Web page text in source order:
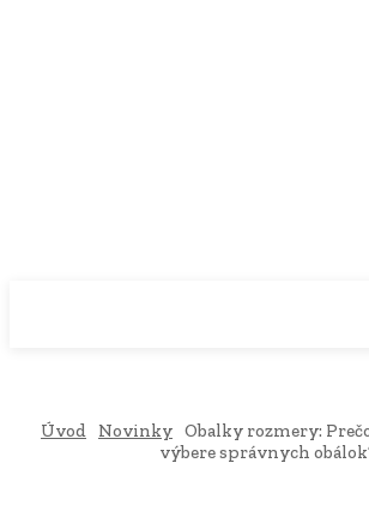
Úvod Novinky Obalky rozmery:
výbere správnych